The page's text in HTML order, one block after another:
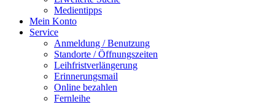
Medientipps
Mein Konto
Service
Anmeldung / Benutzung
Standorte / Öffnungszeiten
Leihfristverlängerung
Erinnerungsmail
Online bezahlen
Fernleihe